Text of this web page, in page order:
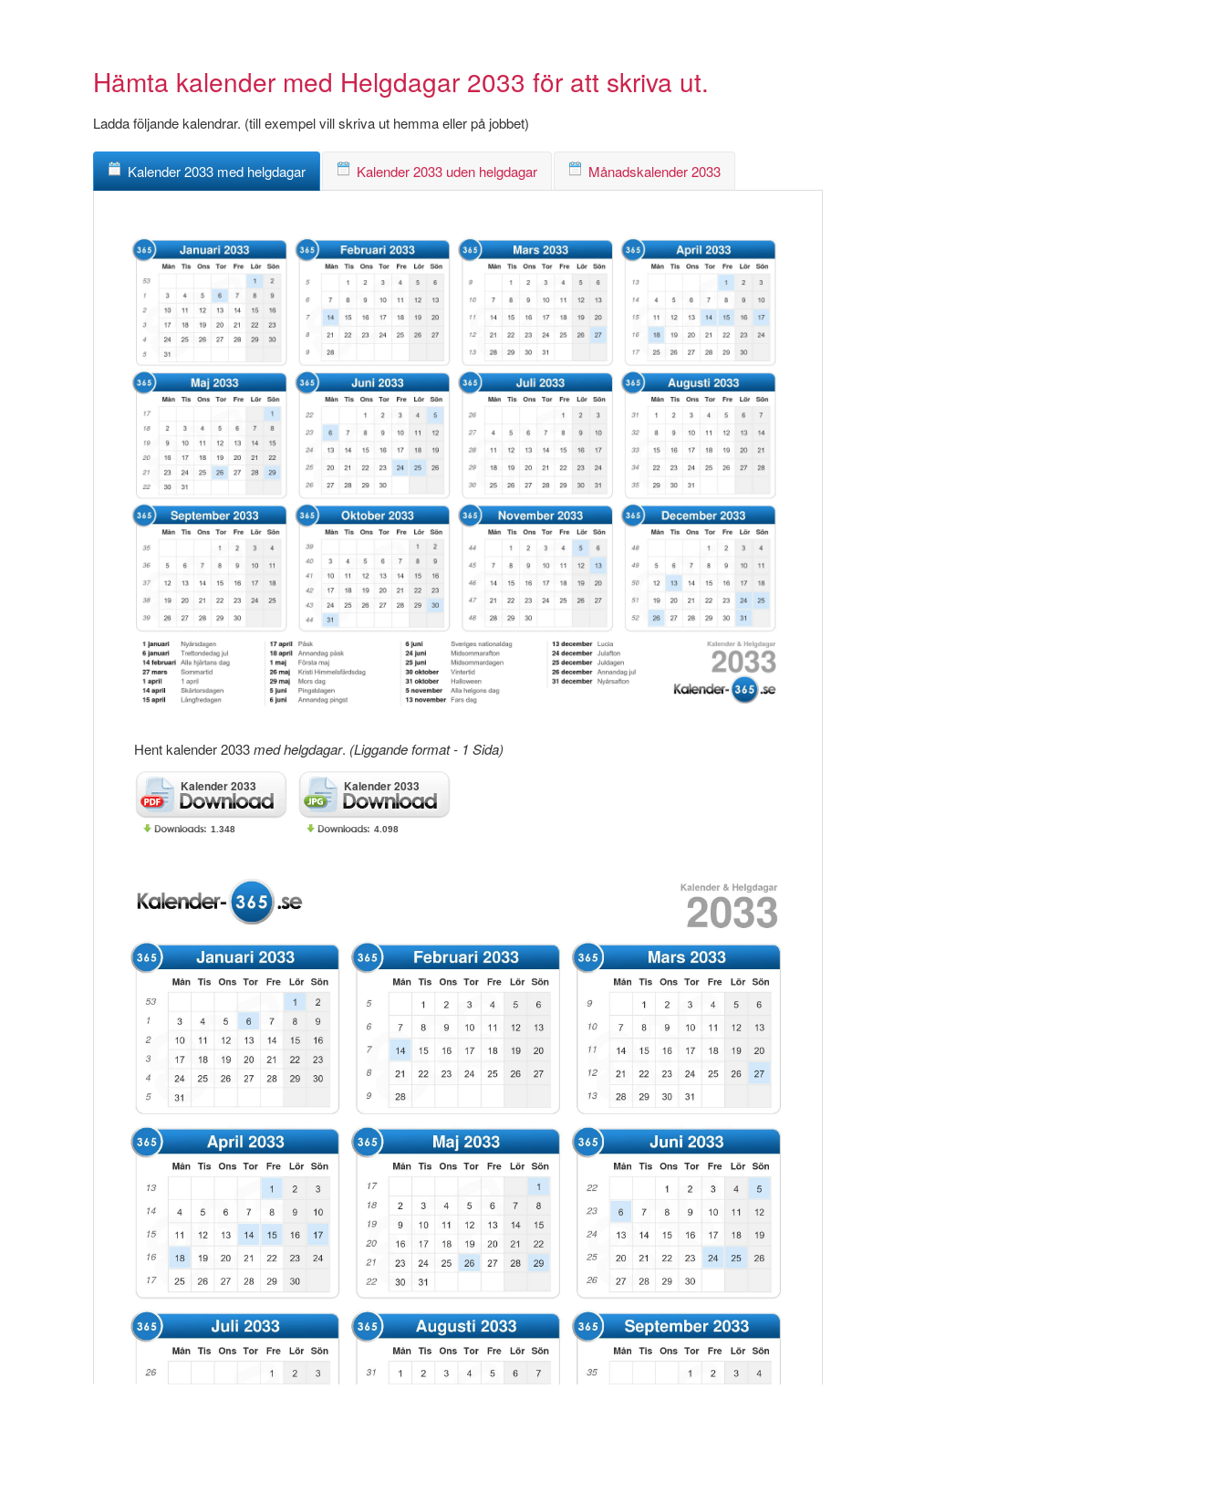
Hämta kalender med Helgdagar 2033 för att skriva ut.
Ladda följande kalendrar. (till exempel vill skriva ut hemma eller på jobbet)
Kalender 2033 med helgdagar Kalender 2033 uden helgdagar Månadskalender 2033
Hent kalender 2033med helgdagar. (Liggande format - 1 Sida)
Kalender 2033
1.348
Kalender 2033
4.098